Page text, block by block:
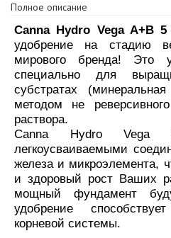
Полное описание
Canna Hydro Vega A+B
удобрение на стадию
мирового бренда! Это
специально для
субстратах
методом не
раствора.
Canna Hydro
легкоусваиваемыми
железа и микроэлемента,
и здоровый рост Ваших
мощный фундамент
удобрение
корневой системы.